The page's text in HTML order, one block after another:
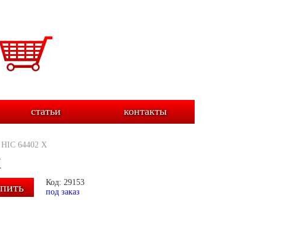
статьи контакты
HIC 64402 X
Код: 29153
под заказ